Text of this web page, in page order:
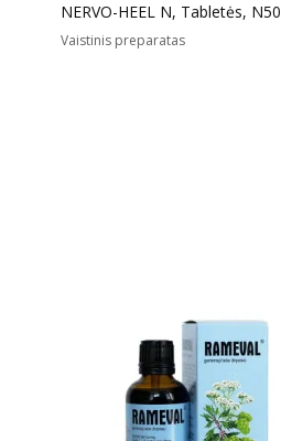
NERVO-HEEL N, Tabletės, N50
Vaistinis preparatas